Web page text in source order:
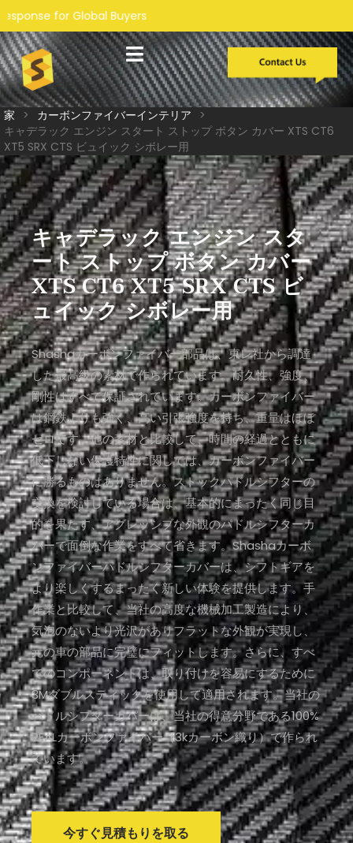
家 > カーボンファイバーインテリア
>
キャデラック エンジン スタート ストップ ボタン カバー XTS CT6
XT5 SRX CTS ビュイック シボレー用
キャデラック エンジン スタ
ート ストップ ボタン カバー
XTS CT6 XT5 SRX CTS ビ
ュイック シボレー用
Shashaカーボンファイバー部品は、東レ社から調達
した最高級の素材で作られています。耐久性、強度、
剛性はすべて保証されています。カーボンファイバー
は鋼鉄よりも強く、高い引張強度を持ち、重量はほぼ
ゼロです。他の素材と比較して、時間の経過とともに
低下しない保護特性に関しては、カーボンファイバー
に勝るものはありません。ストックパドルシフターの
交換を検討している場合は、基本的にまったく同じ目
的を果たす、アグレッシブな外観のパドルシフターカ
バーで面倒な作業をすべて省きます。Shashaカーボ
ンファイバーパドルシフターカバーは、シフトギアを
より楽しくするまったく新しい体験を提供します。手
作業と比較して、当社の高度な機械加工製造により、
気泡のないより光沢がありフラットな外観が実現し、
元の車の部品に完璧にフィットします。さらに、すべ
てのコンポーネントは、取り付けを容易にするために
3Mダブルスティックを使用して適用されます。当社の
パドルシフターカバーは、当社の得意分野である100%
REALカーボンファイバー（3kカーボン織り）で作られ
ています。
今すぐ見積もりを取る